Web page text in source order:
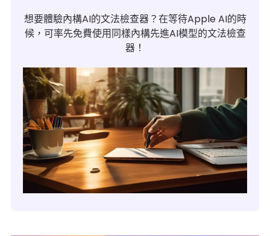
想要體驗內構AI的文法檢查器？在等待Apple AI的時
候，可率先免費使用同樣內構先進AI模型的文法檢查
器！